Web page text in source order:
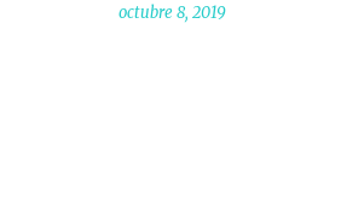
octubre 8, 2019